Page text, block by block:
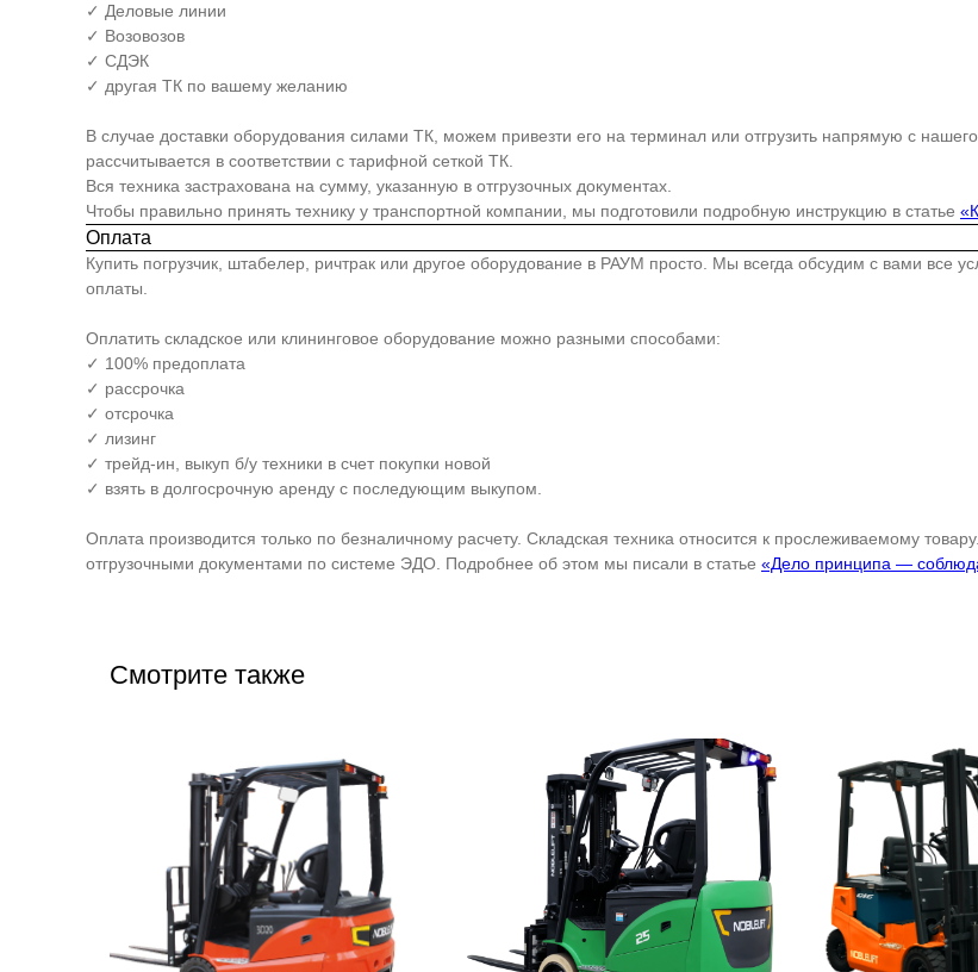
✓ Деловые линии
✓ Возовозов
✓ СДЭК
✓ другая ТК по вашему желанию
В случае доставки оборудования силами ТК, можем привезти его на терминал или отгрузить напрямую с
рассчитывается в соответствии с тарифной сеткой ТК.
Вся техника застрахована на сумму, указанную в отгрузочных документах.
Чтобы правильно принять технику у транспортной компании, мы подготовили подробную инструкцию в статье
Оплата
Купить погрузчик, штабелер, ричтрак или другое оборудование в РАУМ просто. Мы всегда обсудим с вами все
оплаты.
Оплатить складское или клининговое оборудование можно разными способами:
✓ 100% предоплата
✓ рассрочка
✓ отсрочка
✓ лизинг
✓ трейд-ин, выкуп б/у техники в счет покупки новой
✓ взять в долгосрочную аренду с последующим выкупом.
Оплата производится только по безналичному расчету. Складская техника относится к прослеживаемому
отгрузочными документами по системе ЭДО. Подробнее об этом мы писали в статье «Дело принципа —
Смотрите также